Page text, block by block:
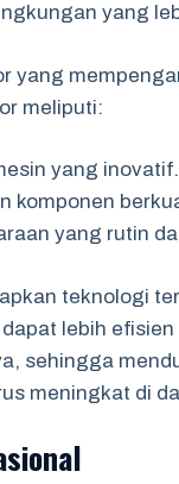
yang
yang
meliputi:
yang inovatif.
komponen
yang rutin
teknologi
lebih efisien
sehingga
meningkat di